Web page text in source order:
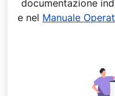
documentazione
e nel Manuale